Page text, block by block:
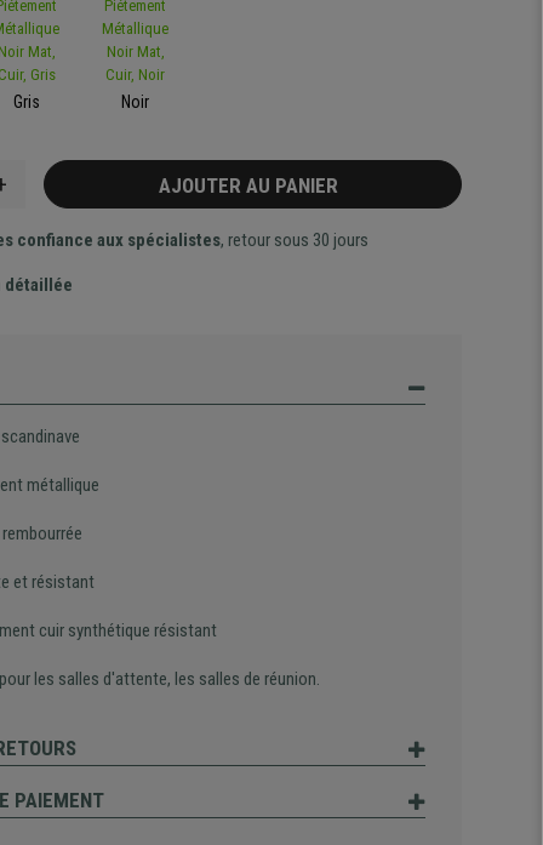
Gris Noir
AJOUTER AU PANIER
confiance aux spécialistes, retour sous 30 jours
détaillée
métallique
et résistant
cuir synthétique résistant
les salles d'attente, les salles de réunion.
PAIEMENT